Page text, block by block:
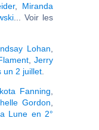
, Miranda
... Voir les
Lohan
,Jerry
un 2 juillet
Fanning
Gordon
Lune en 2°